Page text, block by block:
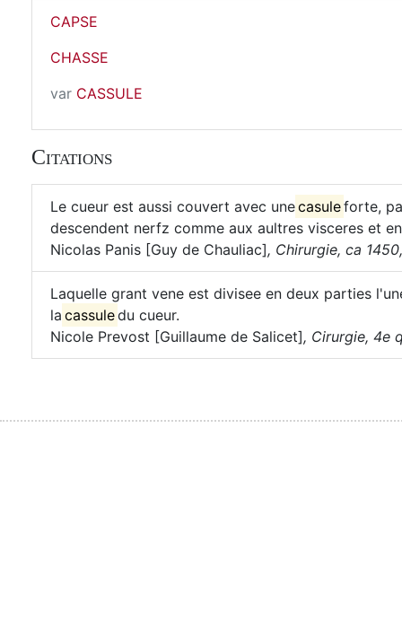
CAPSE
CHASSE
var CASSULE
Citations
Le cueur est aussi couvert avec unecasuleforte,
descendent nerfz comme aux aultres visceres et
Nicolas Panis [Guy de Chauliac], Chirurgie, ca
Laquelle grant vene est divisee en deux parties
la cassuledu cueur.
Nicole Prevost [Guillaume de Salicet], Cirurgie, 4e